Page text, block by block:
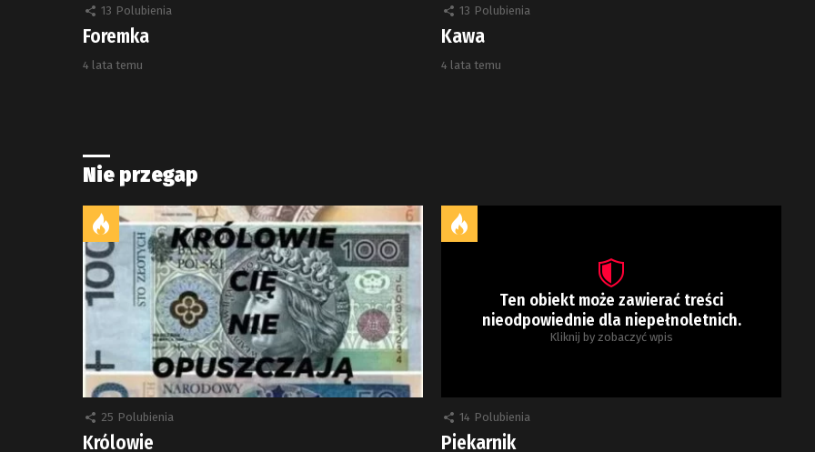
13 Polubienia
Foremka
4 lata temu
13 Polubienia
Kawa
4 lata temu
Nie przegap
25 Polubienia
Królowie
Ten obiekt może zawierać treści
nieodpowiednie dla niepełnoletnich.
Kliknij by zobaczyć wpis
14 Polubienia
Piekarnik